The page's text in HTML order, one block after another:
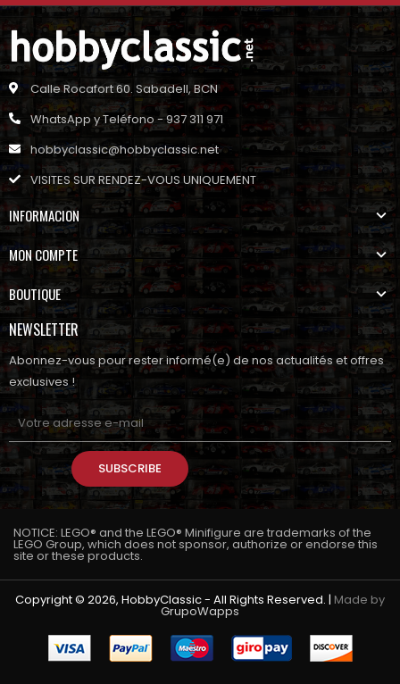
Calle Rocafort 60. Sabadell, BCN
WhatsApp y Teléfono - 937 311 971
hobbyclassic@hobbyclassic.net
VISITES SUR RENDEZ-VOUS UNIQUEMENT
INFORMACION
MON COMPTE
BOUTIQUE
NEWSLETTER
Abonnez-vous pour rester informé(e) de nos actualités et offres
exclusives !
SUBSCRIBE
NOTICE: LEGO® and the LEGO® Minifigure are trademarks of the
LEGO Group, which does not sponsor, authorize or endorse this
site or these products.
Copyright © 2026, HobbyClassic - All Rights Reserved. | Made by
GrupoWapps